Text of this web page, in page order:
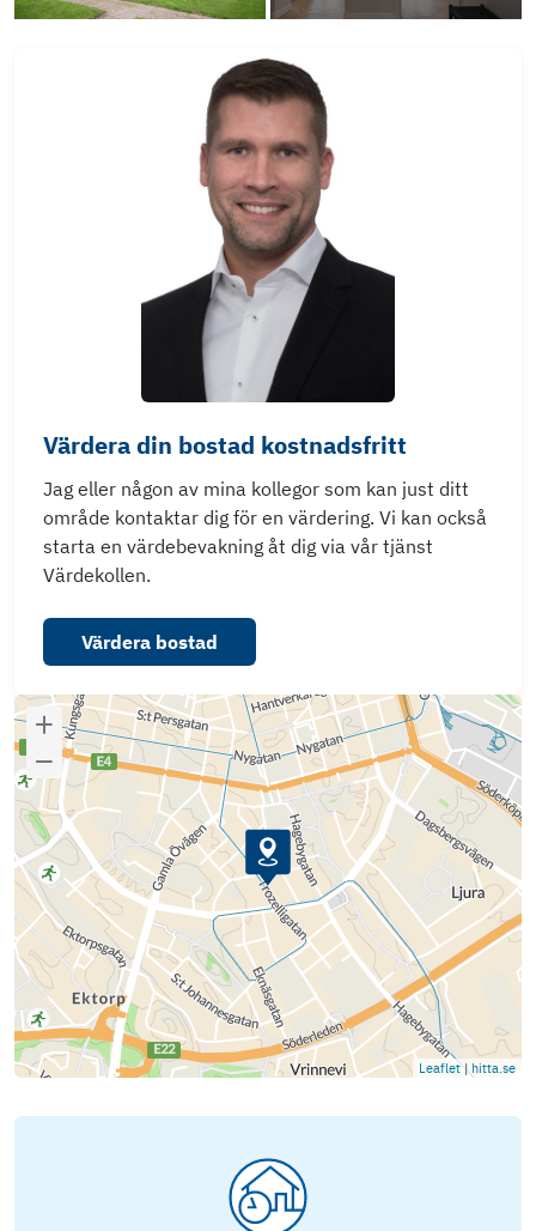
Värdera din bostad kostnadsfritt
Jag eller någon av mina kollegor som kan just ditt
område kontaktar dig för en värdering. Vi kan också
starta en värdebevakning åt dig via vår tjänst
Värdekollen.
Värdera bostad
Leaflet | hitta.se